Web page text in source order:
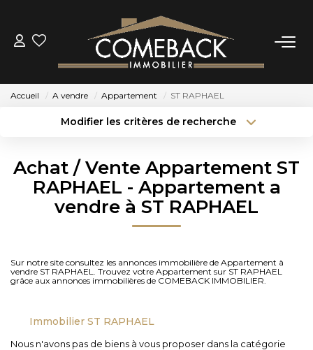
ACHETER
NOTRE AGENCE
CONTACT
Accueil A vendre Appartement ST RAPHAEL
Modifier les critères de recherche
Sélectionnez...
Type de bien
Surface min
Budget max Plus de critères
Achat / Vente Appartement ST
RAPHAEL - Appartement a
vendre à ST RAPHAEL
Sur notre site consultez les annonces immobilière de Appartement à
vendre ST RAPHAEL. Trouvez votre Appartement sur ST RAPHAEL
grâce aux annonces immobilières de COMEBACK IMMOBILIER.
Immobilier ST RAPHAEL
Nous n'avons pas de biens à vous proposer dans la catégorie